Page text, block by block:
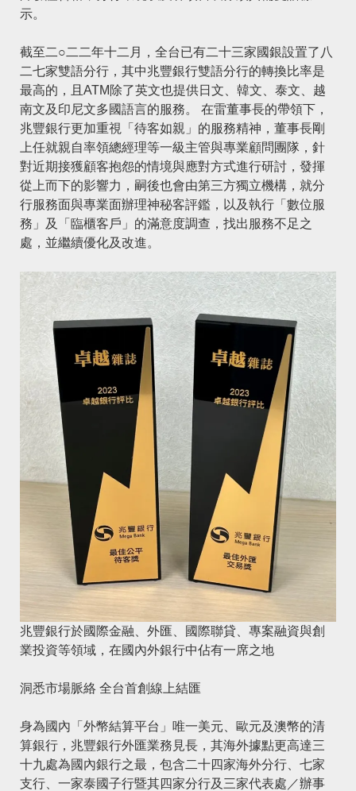
示。
截至二○二二年十二月，全台已有二十三家國銀設置了八
二七家雙語分行，其中兆豐銀行雙語分行的轉換比率是
最高的，且ATM除了英文也提供日文、韓文、泰文、越
南文及印尼文多國語言的服務。 在雷董事長的帶領下，
兆豐銀行更加重視「待客如親」的服務精神，董事長剛
上任就親自率領總經理等一級主管與專業顧問團隊，針
對近期接獲顧客抱怨的情境與應對方式進行研討，發揮
從上而下的影響力，嗣後也會由第三方獨立機構，就分
行服務面與專業面辦理神秘客評鑑，以及執行「數位服
務」及「臨櫃客戶」的滿意度調查，找出服務不足之
處，並繼續優化及改進。
兆豐銀行於國際金融、外匯、國際聯貸、專案融資與創
業投資等領域，在國內外銀行中佔有一席之地
洞悉市場脈絡 全台首創線上結匯
身為國內「外幣結算平台」唯一美元、歐元及澳幣的清
算銀行，兆豐銀行外匯業務見長，其海外據點更高達三
十九處為國內銀行之最，包含二十四家海外分行、七家
支行、一家泰國子行暨其四家分行及三家代表處／辦事